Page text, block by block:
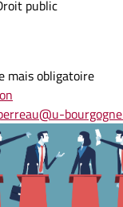
public
mais obligatoire